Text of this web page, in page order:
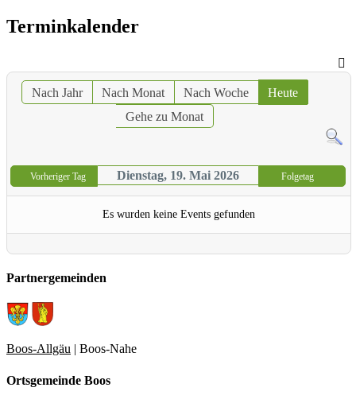
Terminkalender
Nach Jahr Nach Monat Nach Woche
Heute
Gehe zu Monat
Vorheriger Tag Dienstag, 19. Mai 2026 Folgetag
Es wurden keine Events gefunden
Partnergemeinden
Boos-Allgäu | Boos-Nahe
Ortsgemeinde Boos